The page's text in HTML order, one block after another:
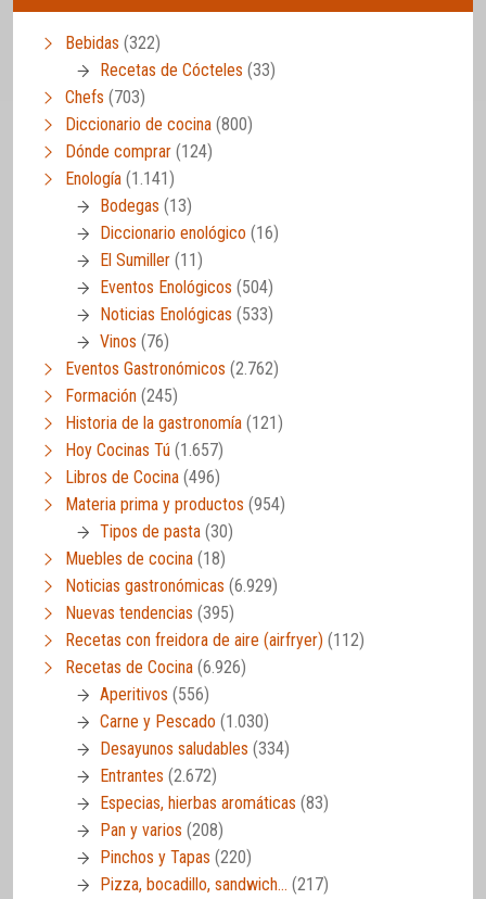
Bebidas (322)
Recetas de Cócteles (33)
Chefs (703)
Diccionario de cocina (800)
Dónde comprar (124)
Enología (1.141)
Bodegas (13)
Diccionario enológico (16)
El Sumiller (11)
Eventos Enológicos (504)
Noticias Enológicas (533)
Vinos (76)
Eventos Gastronómicos (2.762)
Formación (245)
Historia de la gastronomía (121)
Hoy Cocinas Tú (1.657)
Libros de Cocina (496)
Materia prima y productos (954)
Tipos de pasta (30)
Muebles de cocina (18)
Noticias gastronómicas (6.929)
Nuevas tendencias (395)
Recetas con freidora de aire (airfryer) (112)
Recetas de Cocina (6.926)
Aperitivos (556)
Carne y Pescado (1.030)
Desayunos saludables (334)
Entrantes (2.672)
Especias, hierbas aromáticas (83)
Pan y varios (208)
Pinchos y Tapas (220)
Pizza, bocadillo, sandwich… (217)